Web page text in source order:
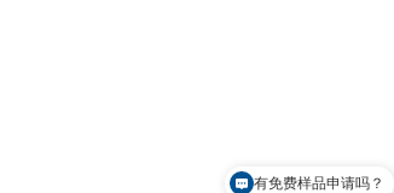
有免费样品申请吗？